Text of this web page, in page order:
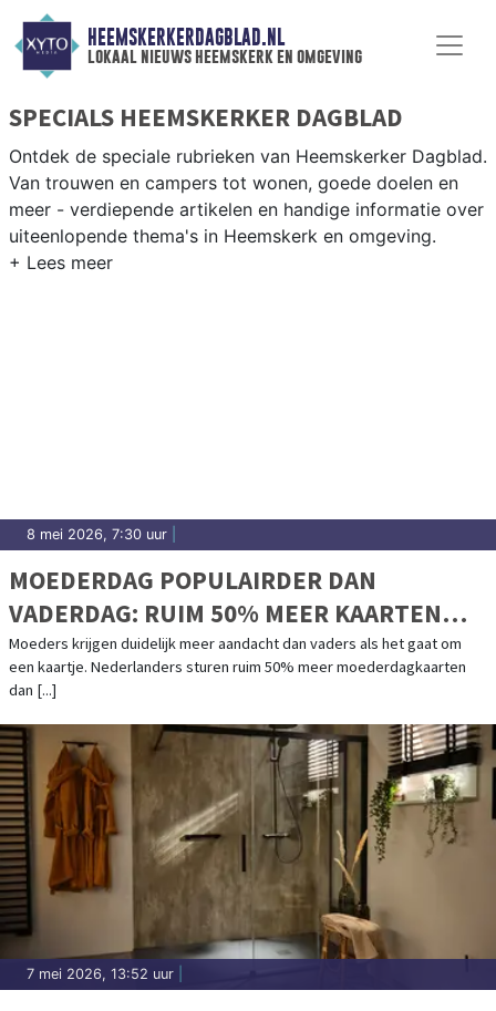
HEEMSKERKERDAGBLAD.NL
lokaal nieuws heemskerk en omgeving
SPECIALS HEEMSKERKER DAGBLAD
Ontdek de speciale rubrieken van Heemskerker Dagblad.
Van trouwen en campers tot wonen, goede doelen en
meer - verdiepende artikelen en handige informatie over
uiteenlopende thema's in Heemskerk en omgeving.
8 mei 2026, 7:30 uur
MOEDERDAG POPULAIRDER DAN
VADERDAG: RUIM 50% MEER KAARTEN
VERSTUURD
Moeders krijgen duidelijk meer aandacht dan vaders als het gaat om
een kaartje. Nederlanders sturen ruim 50% meer moederdagkaarten
dan [...]
7 mei 2026, 13:52 uur